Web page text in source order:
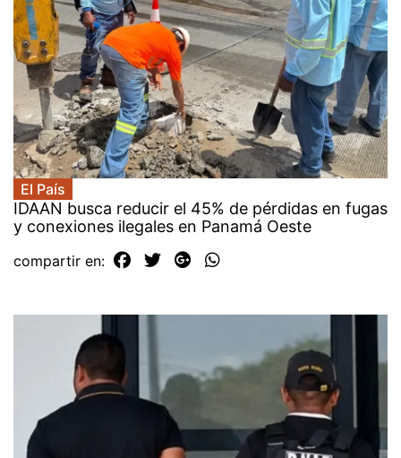
El País
IDAAN busca reducir el 45% de pérdidas en fugas
y conexiones ilegales en Panamá Oeste
compartir en: